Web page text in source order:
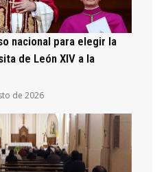
nacional para elegir la
de León XIV a la
de 2026